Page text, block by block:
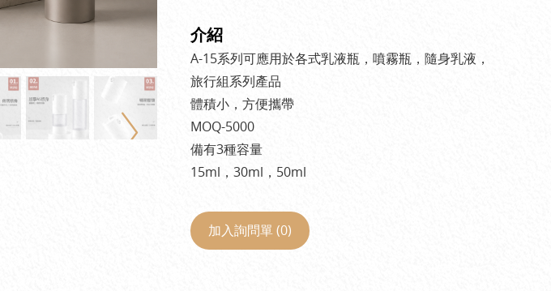
介紹
A-15系列可應用於各式乳液瓶，噴霧瓶，隨身乳液，
旅行組系列產品
體積小，方便攜帶
MOQ-5000
備有3種容量
15ml，30ml，50ml
加入詢問單 (0)